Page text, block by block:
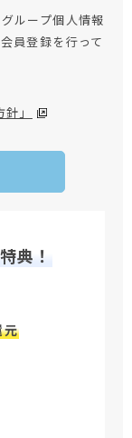
ループ個人情報
員登録を行って
」
特典！
元